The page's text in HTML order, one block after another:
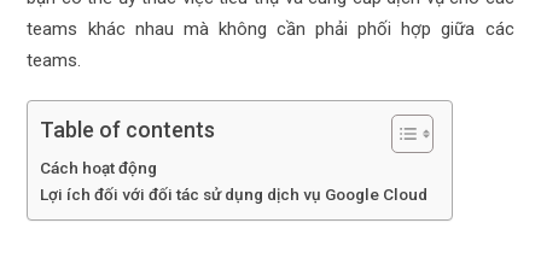
teams khác nhau mà không cần phải phối hợp giữa các
teams.
Table of contents
Cách hoạt động
Lợi ích đối với đối tác sử dụng dịch vụ Google Cloud